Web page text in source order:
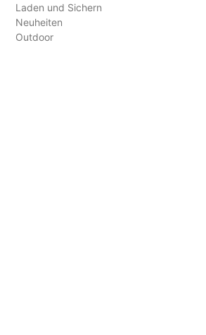
Laden und Sichern
Neuheiten
Outdoor